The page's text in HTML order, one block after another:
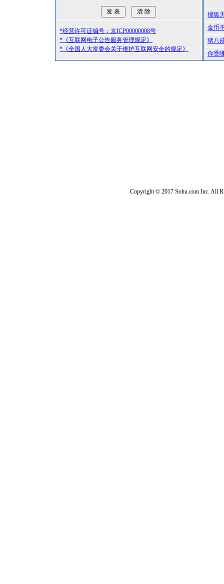
*经营许可证编号：京ICP00000008号
*《互联网电子公告服务管理规定》
*《全国人大常委会关于维护互联网安全的规定》
搜狐
金币
猪八
你受
Copyright © 2017 Sohu.com Inc. All